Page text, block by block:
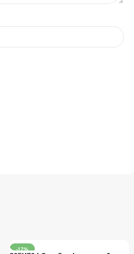
-17%